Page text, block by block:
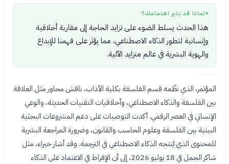
● لماذا قد يثير اهتمامك؟
هذا الحدث يسلط الضوء على تزايد الحاجة إلى مقاربة أخلاقية
وإنسانية لتطور الذكاء الاصطناعي، مما يؤثر على فهمنا للإبداع
والهوية البشرية في عالم متزايد الآلية.
المؤتمر، الذي نظّمه قسم الفلسفة بكلية الآداب، ناقش محاور مثل العلاقة
بين الفلسفة والذكاء الاصطناعي، وأخلاقيات التقنيات الحديثة، والوعي
الإنساني في العصر الرقمي. أكدت التوصيات على دعم المشروعات البحثية
البينية بين الفلسفة وعلوم الحاسب والقانون، وضرورة المراجعة البشرية
للمحتوى الذي يُنتجه الذكاء الاصطناعي في الترجمة. وقد أشار خبراء، مثل
شاكر الجمل في 18 يوليو 2026، إلى أن الإفراط في الاعتماد على الذكاء